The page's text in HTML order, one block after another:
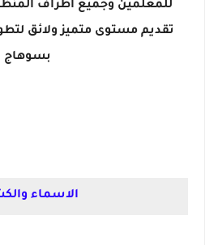
للمعلمين وجميع أطراف
تقديم مستوى متميز ولائق
بسوهاج
الاسماء